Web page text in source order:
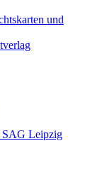
und
SAG Leipzig